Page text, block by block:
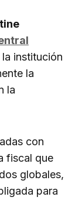
institución
la
la
con
fiscal que
globales,
para